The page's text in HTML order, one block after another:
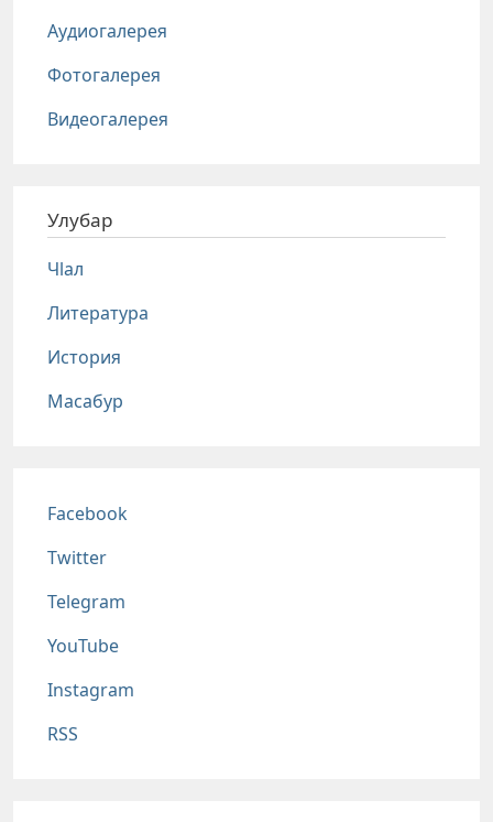
Аудиогалерея
Фотогалерея
Видеогалерея
Улубар
Чlал
Литература
История
Масабур
Соц сети
Facebook
Twitter
Telegram
YouTube
Instagram
RSS